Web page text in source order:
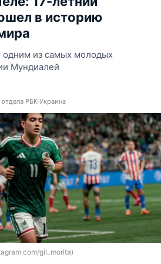
в историю
одним из самых молодых
Мундиалей
РБК-Украина
gil_morita)